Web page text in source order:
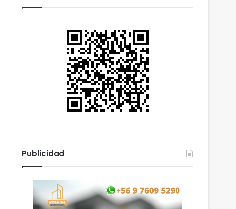
Publicidad